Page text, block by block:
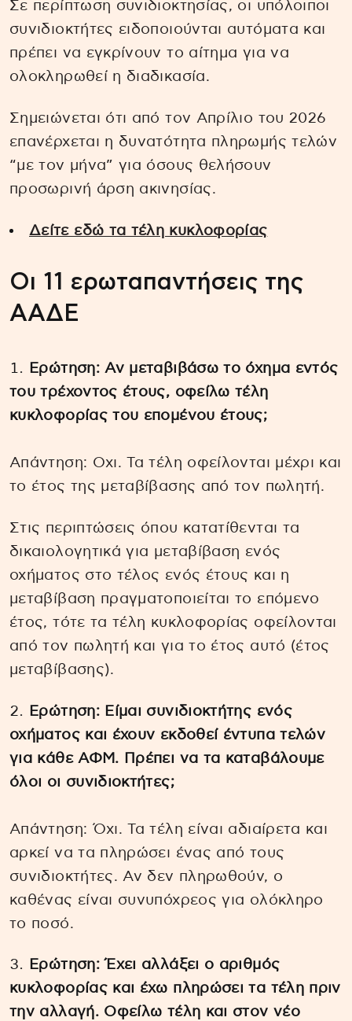
Σε περίπτωση συνιδιοκτησίας, οι υπόλοιποι
συνιδιοκτήτες ειδοποιούνται αυτόματα και
πρέπει να εγκρίνουν το αίτημα για να
ολοκληρωθεί η διαδικασία.
Σημειώνεται ότι από τον Απρίλιο του 2026
επανέρχεται η δυνατότητα πληρωμής τελών
“με τον μήνα” για όσους θελήσουν
προσωρινή άρση ακινησίας.
Δείτε εδώ τα τέλη κυκλοφορίας
Οι 11 ερωταπαντήσεις της
ΑΑΔΕ
Ερώτηση: Αν μεταβιβάσω το όχημα εντός
του τρέχοντος έτους, οφείλω τέλη
κυκλοφορίας του επομένου έτους;
Απάντηση: Οχι. Τα τέλη οφείλονται μέχρι και
το έτος της μεταβίβασης από τον πωλητή.
Στις περιπτώσεις όπου κατατίθενται τα
δικαιολογητικά για μεταβίβαση ενός
οχήματος στο τέλος ενός έτους και η
μεταβίβαση πραγματοποιείται το επόμενο
έτος, τότε τα τέλη κυκλοφορίας οφείλονται
από τον πωλητή και για το έτος αυτό (έτος
μεταβίβασης).
Ερώτηση: Είμαι συνιδιοκτήτης ενός
οχήματος και έχουν εκδοθεί έντυπα τελών
για κάθε ΑΦΜ. Πρέπει να τα καταβάλουμε
όλοι οι συνιδιοκτήτες;
Απάντηση: Όχι. Τα τέλη είναι αδιαίρετα και
αρκεί να τα πληρώσει ένας από τους
συνιδιοκτήτες. Αν δεν πληρωθούν, ο
καθένας είναι συνυπόχρεος για ολόκληρο
το ποσό.
Ερώτηση: Έχει αλλάξει ο αριθμός
κυκλοφορίας και έχω πληρώσει τα τέλη πριν
την αλλαγή. Οφείλω τέλη και στον νέο